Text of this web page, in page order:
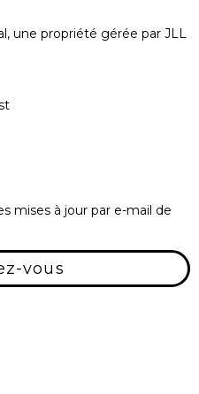
une propriété gérée par JLL
mises à jour par e-mail de
vous